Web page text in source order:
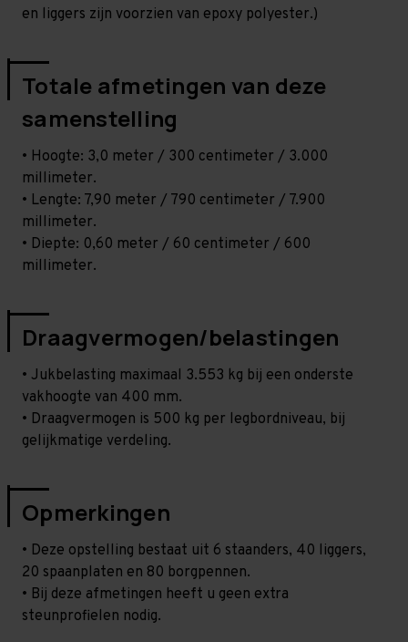
en liggers zijn voorzien van epoxy polyester.)
Totale afmetingen van deze
samenstelling
• Hoogte: 3,0 meter / 300 centimeter / 3.000
millimeter.
• Lengte: 7,90 meter / 790 centimeter / 7.900
millimeter.
• Diepte: 0,60 meter / 60 centimeter / 600
millimeter.
Draagvermogen/belastingen
• Jukbelasting maximaal 3.553 kg bij een onderste
vakhoogte van 400 mm.
• Draagvermogen is 500 kg per legbordniveau, bij
gelijkmatige verdeling.
Opmerkingen
• Deze opstelling bestaat uit 6 staanders, 40 liggers,
20 spaanplaten en 80 borgpennen.
• Bij deze afmetingen heeft u geen extra
steunprofielen nodig.